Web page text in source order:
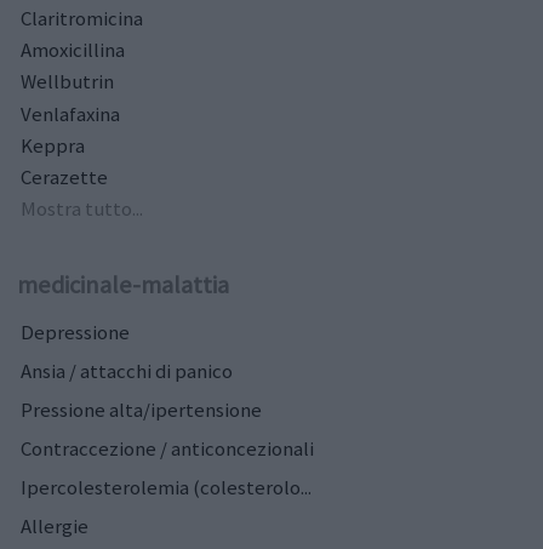
Claritromicina
Amoxicillina
Wellbutrin
Venlafaxina
Keppra
Cerazette
Mostra tutto...
medicinale-malattia
Depressione
Ansia / attacchi di panico
Pressione alta/ipertensione
Contraccezione / anticoncezionali
Ipercolesterolemia (colesterolo...
Allergie